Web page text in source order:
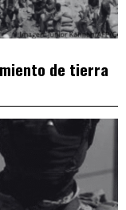
de tierra